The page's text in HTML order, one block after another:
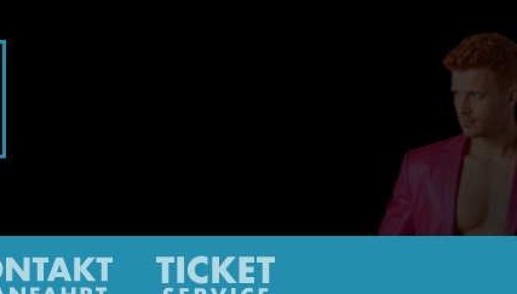
Kontakt
Ticketservice